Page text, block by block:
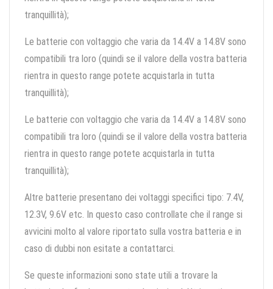
tranquillità);
Le batterie con voltaggio che varia da 14.4V a 14.8V sono
compatibili tra loro (quindi se il valore della vostra batteria
rientra in questo range potete acquistarla in tutta
tranquillità);
Le batterie con voltaggio che varia da 14.4V a 14.8V sono
compatibili tra loro (quindi se il valore della vostra batteria
rientra in questo range potete acquistarla in tutta
tranquillità);
Altre batterie presentano dei voltaggi specifici tipo: 7.4V,
12.3V, 9.6V etc. In questo caso controllate che il range si
avvicini molto al valore riportato sulla vostra batteria e in
caso di dubbi non esitate a contattarci.
Se queste informazioni sono state utili a trovare la